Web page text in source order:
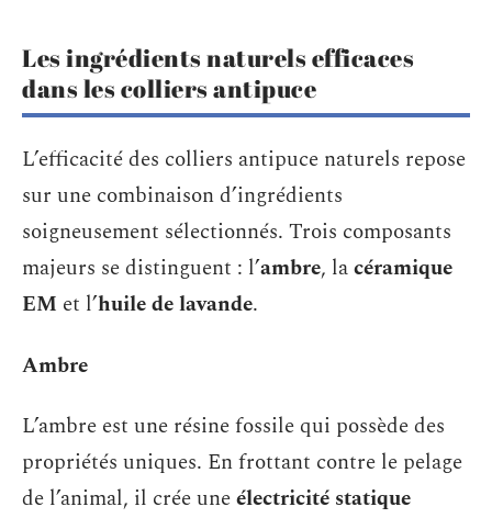
Les ingrédients naturels efficaces
dans les colliers antipuce
L’efficacité des colliers antipuce naturels repose
sur une combinaison d’ingrédients
soigneusement sélectionnés. Trois composants
majeurs se distinguent : l’ambre, lacéramique
EM et l’huile de lavande.
Ambre
L’ambre est une résine fossile qui possède des
propriétés uniques. En frottant contre le pelage
de l’animal, il crée uneélectricité statique